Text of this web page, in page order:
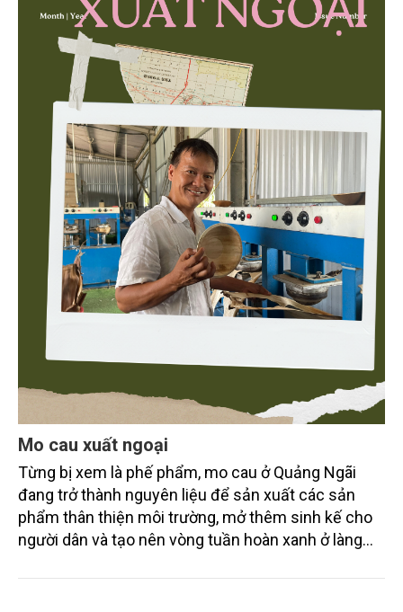
Mo cau xuất ngoại
Từng bị xem là phế phẩm, mo cau ở Quảng Ngãi
đang trở thành nguyên liệu để sản xuất các sản
phẩm thân thiện môi trường, mở thêm sinh kế cho
người dân và tạo nên vòng tuần hoàn xanh ở làng
chén, dĩa... từ mo cau đã được thị trường trong nước